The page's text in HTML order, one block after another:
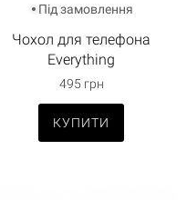
Під замовлення
Чoхол для телефона
Everything
495 грн
КУПИТИ